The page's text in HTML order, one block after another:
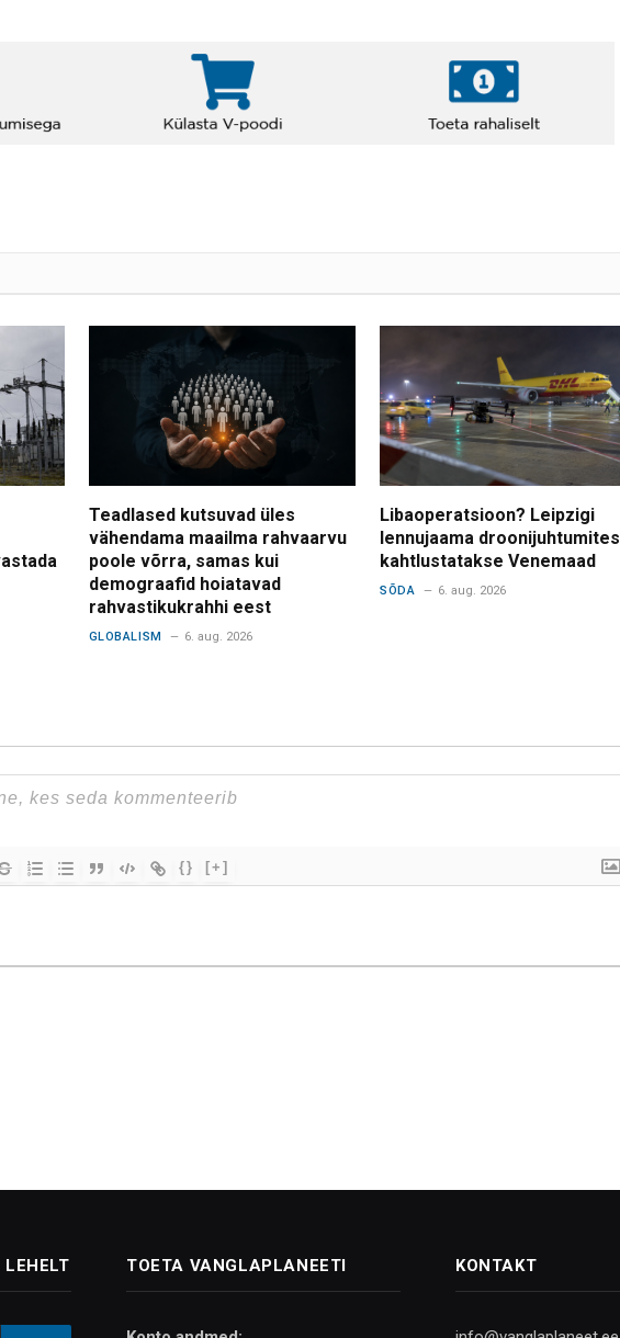
Teadlased kutsuvad üles
vähendama maailma rahvaarvu
poole võrra, samas kui
demograafid hoiatavad
rahvastikukrahhi eest
GLOBALISM 6. aug. 2026
Libaoperatsioon? Leipzigi
lennujaama droonijuhtumites
kahtlustatakse Venemaad
SÕDA 6. aug. 2026
{} [+]
TOETA VANGLAPLANEETI KONTAKT